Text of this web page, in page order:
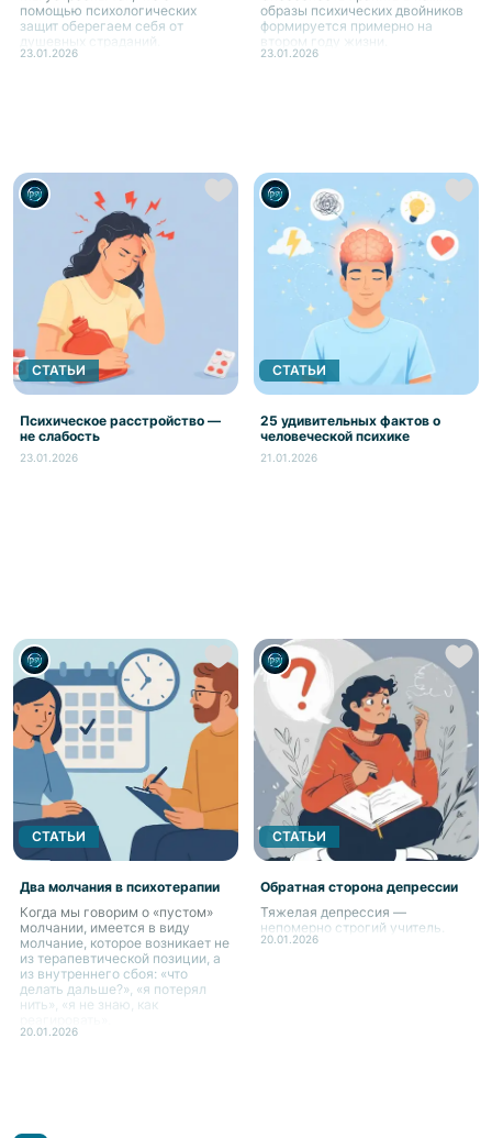
помощью психологических
защит оберегаем себя от
душевных страданий.
23.01.2026
образы психических двойников
формируется примерно на
втором году жизни.
23.01.2026
СТАТЬИ
Психическое расстройство —
не слабость
23.01.2026
СТАТЬИ
25 удивительных фактов о
человеческой психике
21.01.2026
СТАТЬИ
Два молчания в психотерапии
Когда мы говорим о «пустом»
молчании, имеется в виду
молчание, которое возникает не
из терапевтической позиции, а
из внутреннего сбоя: «что
делать дальше?», «я потерял
нить», «я не знаю, как
20.01.2026
СТАТЬИ
Обратная сторона депрессии
Тяжелая депрессия —
непомерно строгий учитель.
20.01.2026